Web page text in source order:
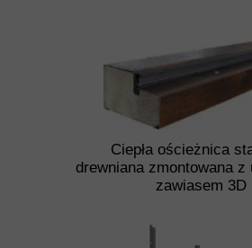
Ciepła ościeżnica
drewniana zmontowana z
zawiasem 3D